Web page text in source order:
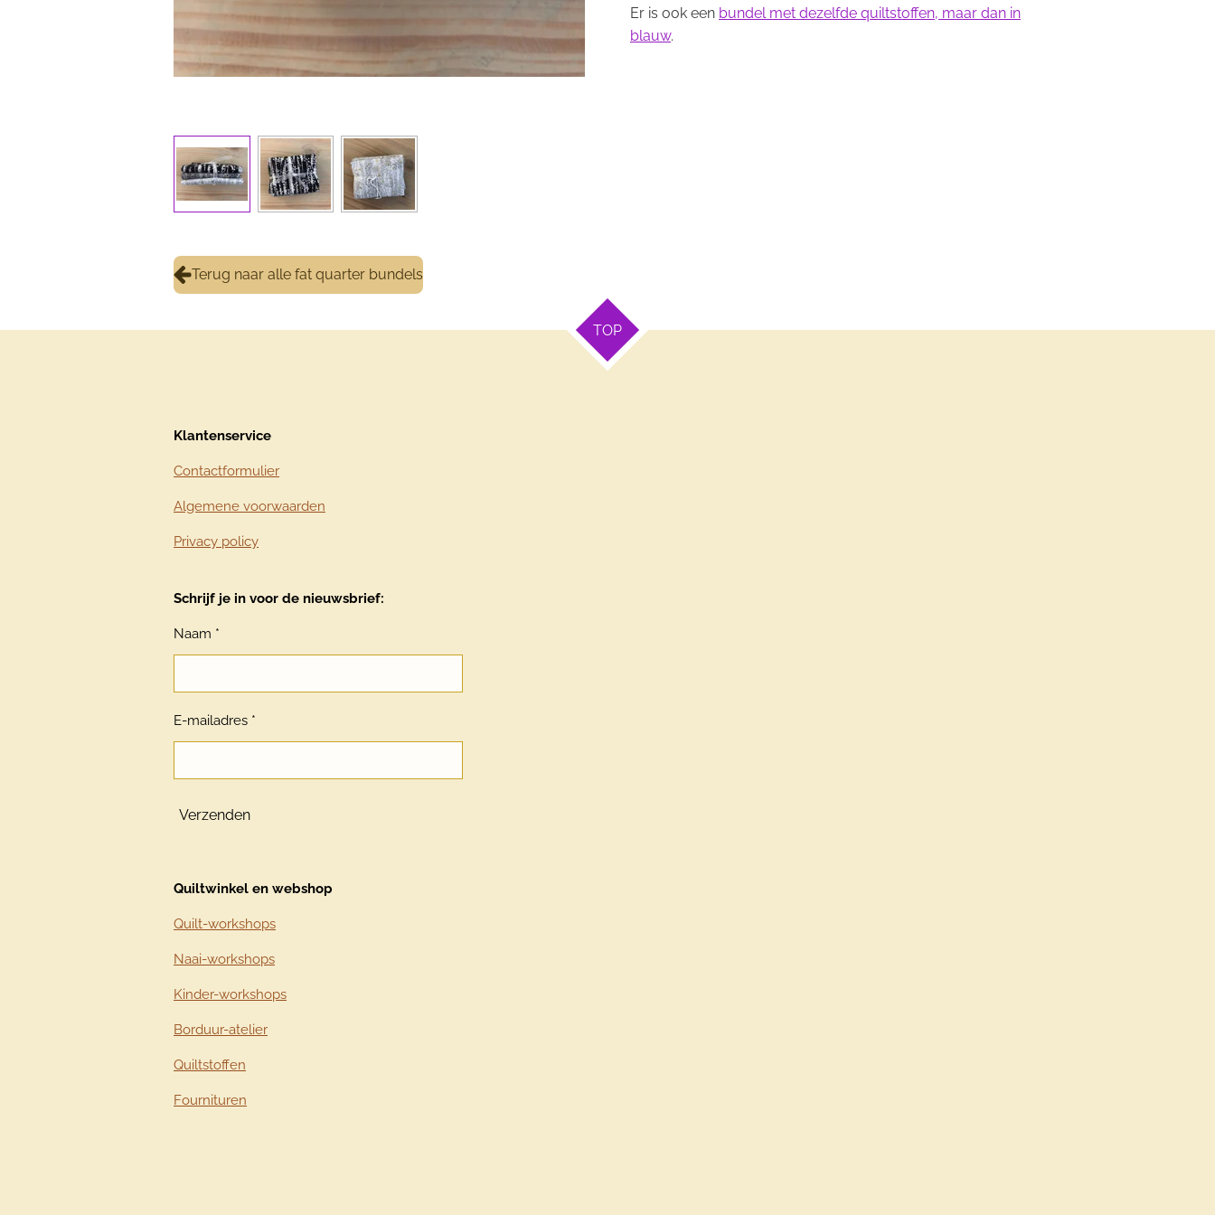
Er is ook een bundel met dezelfde quiltstoffen, maar dan in
blauw.
Terug naar alle fat quarter bundels
TOP
Klantenservice
Contactformulier
Algemene voorwaarden
Privacy policy
Schrijf je in voor de nieuwsbrief:
Naam *
E-mailadres *
Verzenden
Quiltwinkel en webshop
Quilt-workshops
Naai-workshops
Kinder-workshops
Borduur-atelier
Quiltstoffen
Fournituren